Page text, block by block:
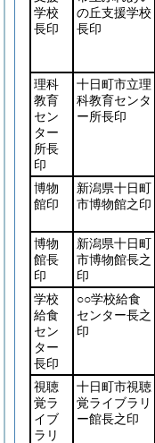
学校
長印
の丘支援学校
長印
理科
教育
セン
ター
所長
印
十日町市立理
科教育センタ
ー所長印
博物
館印
新潟県十日町
市博物館之印
博物
館長
印
新潟県十日町
市博物館長之
印
学校
給食
セン
ター
長印
○○学校給食
センター長之
印
視聴
覚ラ
イブ
ラリ
十日町市視聴
覚ライブラリ
ー館長之印